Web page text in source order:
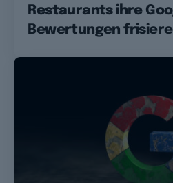
Restaurants ihre
Bewertungen